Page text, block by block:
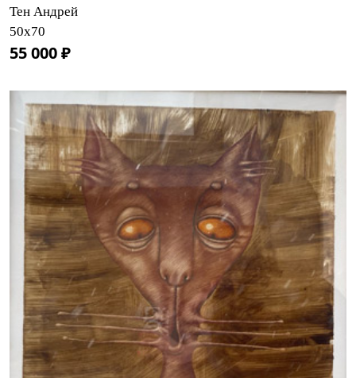
Тен Андрей
50х70
55 000 ₽